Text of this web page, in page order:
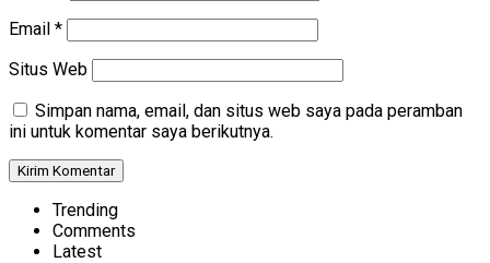
Email *
Situs Web
Simpan nama, email, dan situs web saya pada peramban
ini untuk komentar saya berikutnya.
Trending
Comments
Latest